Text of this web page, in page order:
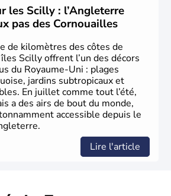
des quatre nations constitutives du
peuplée de plus de 50 millions
, et constitue à elle seule, près de
de l’ensemble. Le pays s’est créé au
son nom desAngles
sur ces terres. Première démocratie
elle doit son développement à
siècle.
les Scilly : l’Angleterre
pas des Cornouailles
de kilomètres des côtes de
Scilly offrent l’un des décors
du Royaume-Uni : plages
jardins subtropicaux et
En juillet comme tout l’été,
a des airs de bout du monde,
accessible depuis le
Lire l'article